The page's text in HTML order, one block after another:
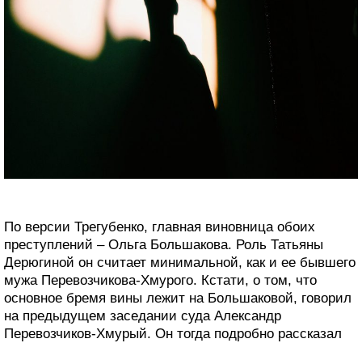
По версии Трегубенко, главная виновница обоих
преступлений – Ольга Большакова. Роль Татьяны
Дерюгиной он считает минимальной, как и ее бывшего
мужа Перевозчикова-Хмурого. Кстати, о том, что
основное бремя вины лежит на Большаковой, говорил
на предыдущем заседании суда Александр
Перевозчиков-Хмурый. Он тогда подробно рассказал